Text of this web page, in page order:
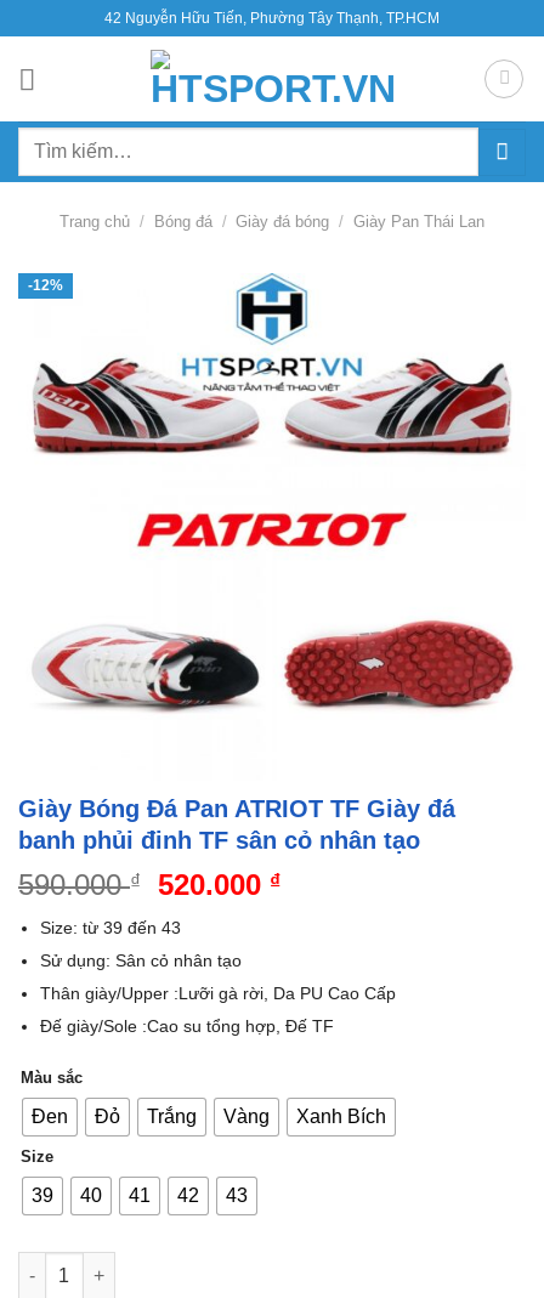
nội
42 Nguyễn Hữu Tiến, Phường Tây Thạnh, TP.HCM
Tìm
Trang chủ / Bóng đá / Giày đá bóng / Giày Pan Thái Lan
-12%
Giày Bóng Đá Pan ATRIOT TF Giày đá
banh phủi đinh TF sân cỏ nhân tạo
590.000₫
Giá
là:
590.000 ₫.
520.000 ₫Giá
520.000 ₫.
Size: từ 39 đến 43
Sử dụng: Sân cỏ nhân tạo
Thân giày/Upper :Lưỡi gà rời, Da PU Cao Cấp
Đế giày/Sole :Cao su tổng hợp, Đế TF
Màu sắc
Đen Đỏ Trắng Vàng Xanh Bích
Size
39 40 41 42 43
Giày Bóng Đá Pan ATRIOT TF Giày đá banh phủi đinh TF sân